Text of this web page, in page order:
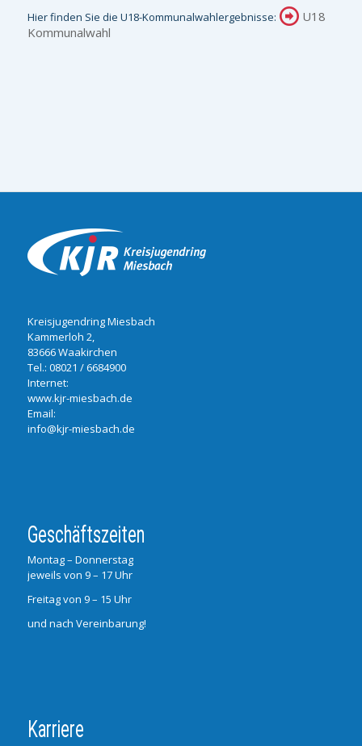
Hier finden Sie die U18-Kommunalwahlergebnisse:
U18
Kommunalwahl
Kreisjugendring Miesbach
Kammerloh 2,
83666 Waakirchen
Tel.: 08021 / 6684900
Internet:
www.kjr-miesbach.de
Email:
info@kjr-miesbach.de
Geschäftszeiten
Montag – Donnerstag
jeweils von 9 – 17 Uhr
Freitag von 9 – 15 Uhr
und nach Vereinbarung!
Karriere